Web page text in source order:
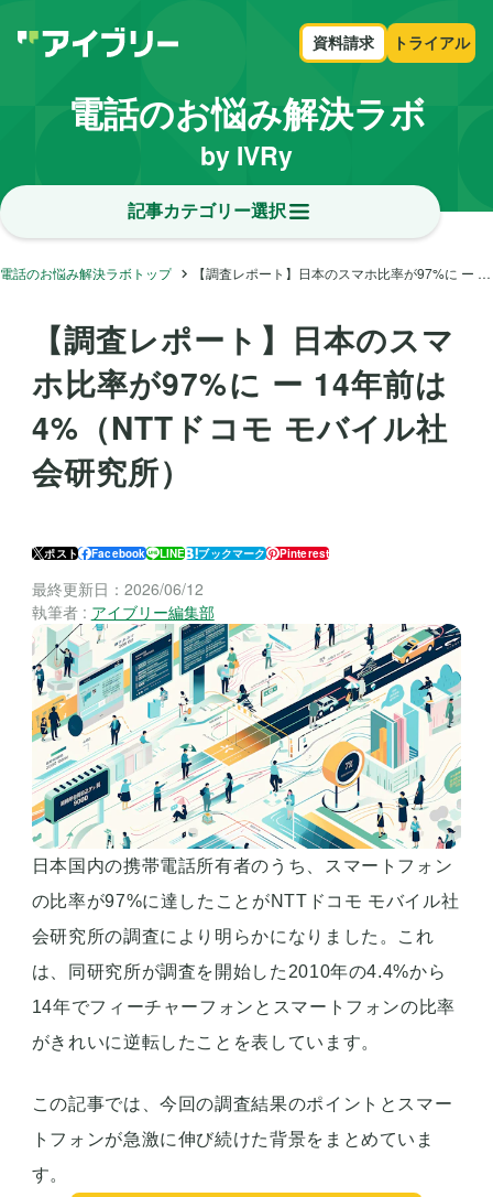
資料請求 トライアル
電話のお悩み解決ラボ
by IVRy
記事カテゴリー選択
電話のお悩み解決ラボトップ 【調査レポート】日本のスマホ比率が97%に ー 14年前は4%（NTTドコモ モバイル社会研究所）
【調査レポート】日本のスマ
ホ比率が97%に ー 14年前は
4%（NTTドコモ モバイル社
会研究所）
ポスト Facebook LINE ブックマーク Pinterest
最終更新日： 2026/06/12
執筆者 : アイブリー編集部
日本国内の携帯電話所有者のうち、スマートフォン
の比率が97%に達したことがNTTドコモ モバイル社
会研究所の調査により明らかになりました。これ
は、同研究所が調査を開始した2010年の4.4%から
14年でフィーチャーフォンとスマートフォンの比率
がきれいに逆転したことを表しています。
この記事では、今回の調査結果のポイントとスマー
トフォンが急激に伸び続けた背景をまとめていま
す。